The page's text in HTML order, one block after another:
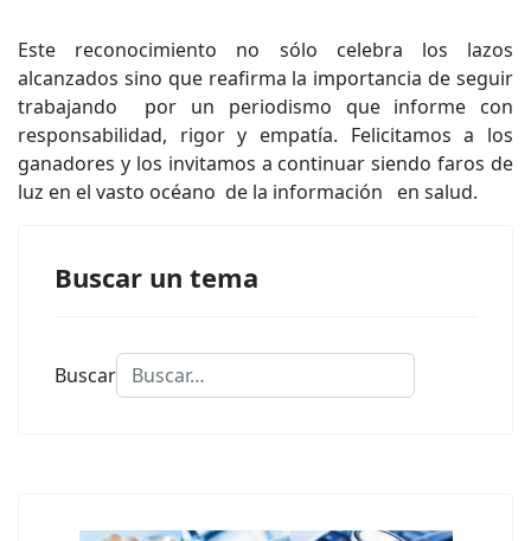
Este reconocimiento no sólo celebra los lazos
alcanzados sino que reafirma la importancia de seguir
trabajando por un periodismo que informe con
responsabilidad, rigor y empatía. Felicitamos a los
ganadores y los invitamos a continuar siendo faros de
luz en el vasto océano de la información en salud.
Buscar un tema
Buscar